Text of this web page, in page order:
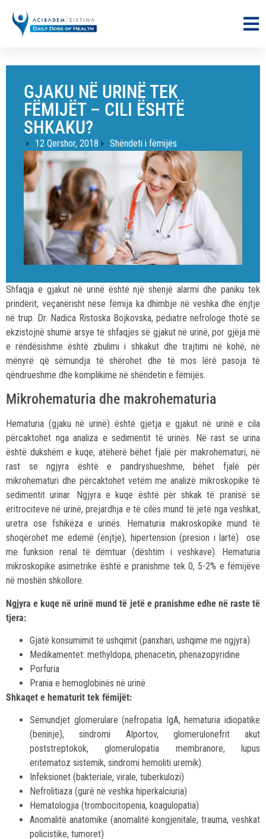
GJAKU NË URINË TEK
FËMIJËT – CILI ËSHTË
SHKAKU?
12 Qershor, 2018 Shëndeti i fëmijës
Shfaqja e gjakut në urinë është një shenjë alarmi dhe paniku tek
prindërit, veçanërisht nëse fëmija ka dhimbje në veshka dhe ënjtje
në trup. Dr. Nadica Ristoska Bojkovska, pediatre nefrologe thotë se
ekzistojnë shumë arsye të shfaqjes së gjakut në urinë, por gjëja më
e rëndësishme është zbulimi i shkakut dhe trajtimi në kohë, në
mënyrë që sëmundja të shërohet dhe të mos lërë pasoja të
qëndrueshme dhe komplikime në shëndetin e fëmijës.
Mikrohematuria dhe makrohematuria
Hematuria (gjaku në urinë) është gjetja e gjakut në urinë e cila
përcaktohet nga analiza e sedimentit të urinës. Në rast se urina
është dukshëm e kuqe, atëherë bëhet fjalë për makrohematuri, në
rast se ngjyra është e pandryshueshme, bëhet fjalë për
mikrohematuri dhe përcaktohet vetëm me analizë mikroskopike të
sedimentit urinar. Ngjyra e kuqe është për shkak të pranisë së
eritrociteve në urinë, prejardhja e të cilës mund të jetë nga veshkat,
uretra ose fshikëza e urinës. Hematuria makroskopike mund të
shoqërohet me edemë (ënjtje), hipertension (presion i lartë) ose
me funksion renal të dëmtuar (dështim i veshkave). Hematuria
mikroskopike asimetrike është e pranishme tek 0, 5-2% e fëmijëve
në moshën shkollore.
Ngjyra e kuqe në urinë mund të jetë e pranishme edhe në raste të
tjera:
Gjatë konsumimit të ushqimit (panxhari, ushqime me ngjyra)
Medikamentet: methyldopa, phenacetin, phenazopyridine
Porfuria
Prania e hemoglobinës në urinë
Shkaqet e hematurit tek fëmijët:
Sëmundjet glomerulare (nefropatia IgA, hematuria idiopatike
(beninje), sindromi Alportov, glomerulonefrit akut
poststreptokok, glomerulopatia membranore, lupus
eritematoz sistemik, sindromi hemoliti uremik).
Infeksionet (bakteriale, virale, tuberkulozi)
Nefrolitiaza (gurë në veshka hiperkalciuria)
Hematologjia (trombocitopenia, koagulopatia)
Anomalitë anatomike (anomalitë kongjenitale, trauma, veshkat
policistike, tumoret)